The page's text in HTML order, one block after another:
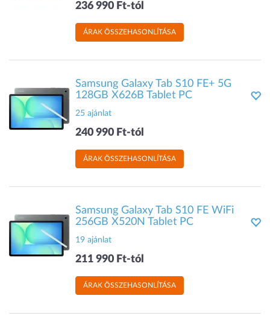
236 990 Ft-tól
ÁRAK ÖSSZEHASONLÍTÁSA
Samsung Galaxy Tab S10 FE+ 5G
128GB X626B Tablet PC
25 ajánlat
240 990 Ft-tól
ÁRAK ÖSSZEHASONLÍTÁSA
Samsung Galaxy Tab S10 FE WiFi
256GB X520N Tablet PC
19 ajánlat
211 990 Ft-tól
ÁRAK ÖSSZEHASONLÍTÁSA